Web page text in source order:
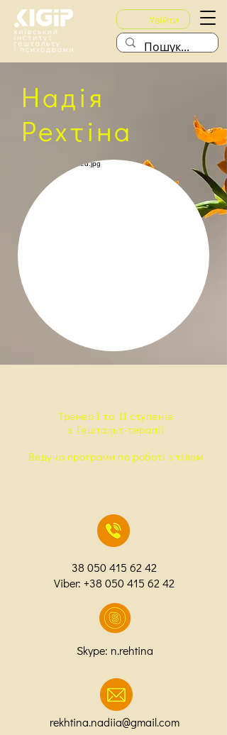
Увійти
Надія
Рехтіна
Тренер I та ІІ ступенів
з Гештальт-терапії
Ведуча програми по роботі з тілом
38 050 415 62 42
Viber: +38 050 415 62 42
Skype: n.rehtina
rekhtina.nadiia@gmail.com